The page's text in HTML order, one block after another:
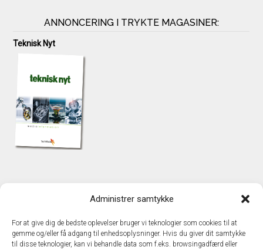
Administrer samtykke
For at give dig de bedste oplevelser bruger vi teknologier som cookies til at
gemme og/eller få adgang til enhedsoplysninger. Hvis du giver dit samtykke
til disse teknologier, kan vi behandle data som f.eks. browsingadfærd eller
ANNONCERING I TRYKTE MAGASINER:
Teknisk Nyt
TechMedia A/S
DK - 2600 Glostrup
www.techmedia.dk